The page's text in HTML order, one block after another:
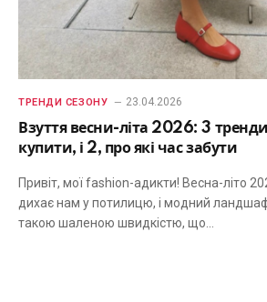
ТРЕНДИ СЕЗОНУ 23.04.2026
Взуття весни-літа 2026: 3
купити, і 2, про які час забути
Привіт, мої fashion-адикти! Весна-літо
дихає нам у потилицю, і модний
такою шаленою швидкістю, що…